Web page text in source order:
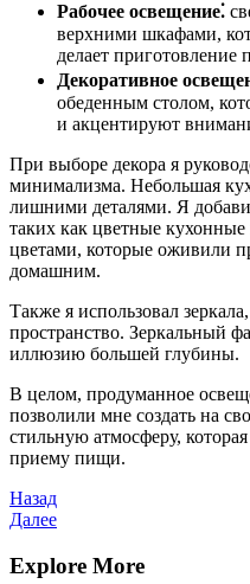
Рабочее освещение⁚
верхними шкафами,
делает
Декоративное
обеденным столом,
и акцентируют
При выборе декора я
минимализма. Небольшая
лишними деталями. Я
таких как цветные
цветами, которые оживили
домашним.
Также я использовал
пространство. Зеркальный
иллюзию большей глубины.
В целом, продуманное
позволили мне создать на
стильную атмосферу,
приему пищи.
Навигация
по
записям
Предыдущая
запись
Назад
Следующая
Далее
Explore More